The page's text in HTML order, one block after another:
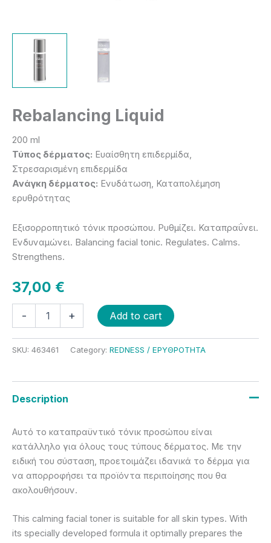
Rebalancing Liquid
200 ml
Τύπος δέρματος: Ευαίσθητη επιδερμίδα,
Στρεσαρισμένη επιδερμίδα
Ανάγκη δέρματος: Ενυδάτωση, Καταπολέμηση
ερυθρότητας
Εξισορροπητικό τόνικ προσώπου. Ρυθμίζει. Καταπραΰνει.
Ενδυναμώνει. Balancing facial tonic. Regulates. Calms.
Strengthens.
37,00 €
- + Add to cart
SKU: 463461 Category: REDNESS / ΕΡΥΘΡΟΤΗΤΑ
Description
Αυτό το καταπραϋντικό τόνικ προσώπου είναι
κατάλληλο για όλους τους τύπους δέρματος. Με την
ειδική του σύσταση, προετοιμάζει ιδανικά το δέρμα για
να απορροφήσει τα προϊόντα περιποίησης που θα
ακολουθήσουν.
This calming facial toner is suitable for all skin types. With
its specially developed formula it optimally prepares the